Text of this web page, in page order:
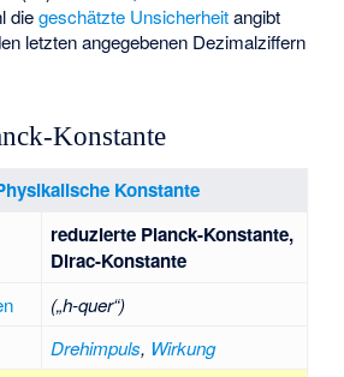
diegeschätzte Unsicherheitangibt
letzten angegebenen Dezimalziffern
Konstante
Konstante
reduzierte Planck-Konstante,
Dirac-Konstante
(„h-quer“)
Drehimpuls, Wirkung